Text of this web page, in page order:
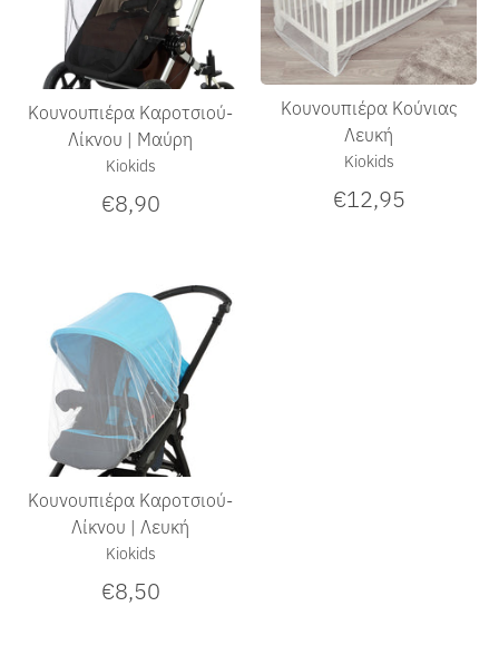
Κουνουπιέρα Καροτσιού-
Λίκνου | Μαύρη
Kiokids
€8,90
Κουνουπιέρα Κούνιας
Λευκή
Kiokids
€12,95
Κουνουπιέρα Καροτσιού-
Λίκνου | Λευκή
Kiokids
€8,50